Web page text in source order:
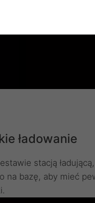
ładowanie
stacją
na bazę, aby mieć